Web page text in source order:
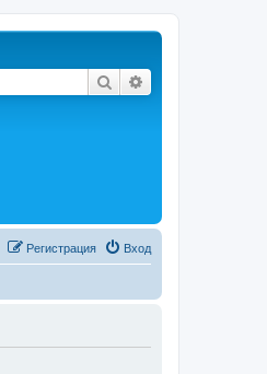
Поиск
Вход
Регистрация